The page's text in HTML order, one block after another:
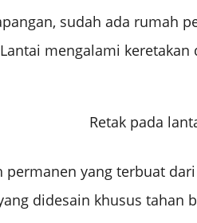
sudah ada rumah
mengalami
Retak pada
permanen yang terbuat
didesain khusus tahan